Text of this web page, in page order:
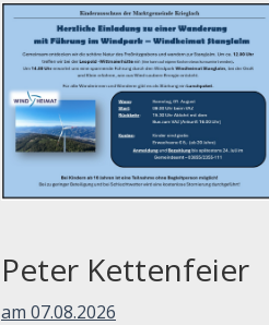
Peter Kettenfeier
am 07.08.2026